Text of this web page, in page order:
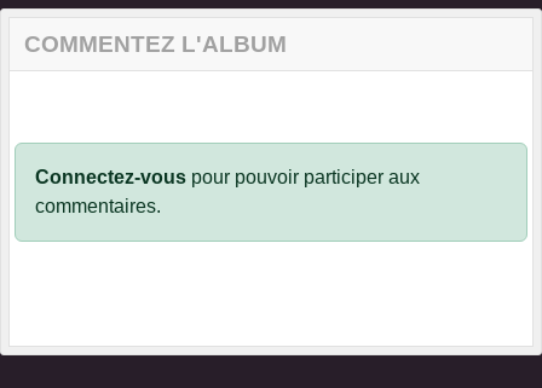
COMMENTEZ L'ALBUM
Connectez-vous pour pouvoir participer aux
commentaires.